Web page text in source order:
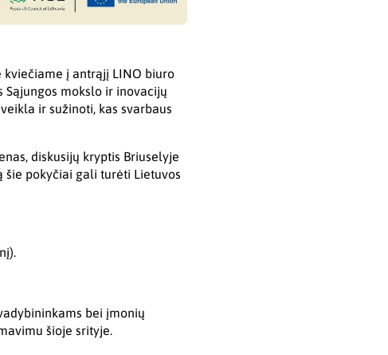
kviečiame į antrąjį LINO biuro
Sąjungos mokslo ir inovacijų
ir sužinoti, kas svarbaus
diskusijų kryptis Briuselyje
šie pokyčiai gali turėti Lietuvos
bei įmonių
šioje srityje.